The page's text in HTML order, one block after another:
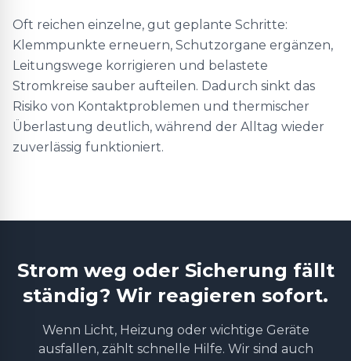
Oft reichen einzelne, gut geplante Schritte:
Klemmpunkte erneuern, Schutzorgane ergänzen,
Leitungswege korrigieren und belastete
Stromkreise sauber aufteilen. Dadurch sinkt das
Risiko von Kontaktproblemen und thermischer
Überlastung deutlich, während der Alltag wieder
zuverlässig funktioniert.
Strom weg oder Sicherung fällt
ständig? Wir reagieren sofort.
Wenn Licht, Heizung oder wichtige Geräte
ausfallen, zählt schnelle Hilfe. Wir sind auch